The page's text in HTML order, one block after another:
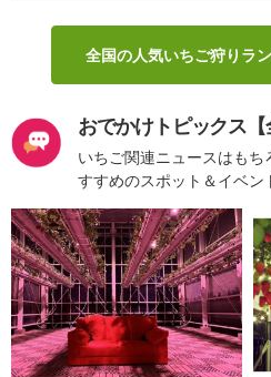
全国の人気いちご狩りラ
おでかけトピックス【
いちご関連ニュースはも
すすめのスポット＆イベン